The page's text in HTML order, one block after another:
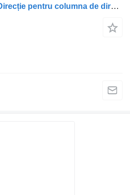
Arborele Coloanei de Direcție pentru columna de dirección para Volvo – Coduri: 82630789, 82630790, 84197453, 84415455, 82694673, 23445404 camión